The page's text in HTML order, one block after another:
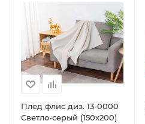
Плед флис диз. 13-0000
Светло-серый (150х200)